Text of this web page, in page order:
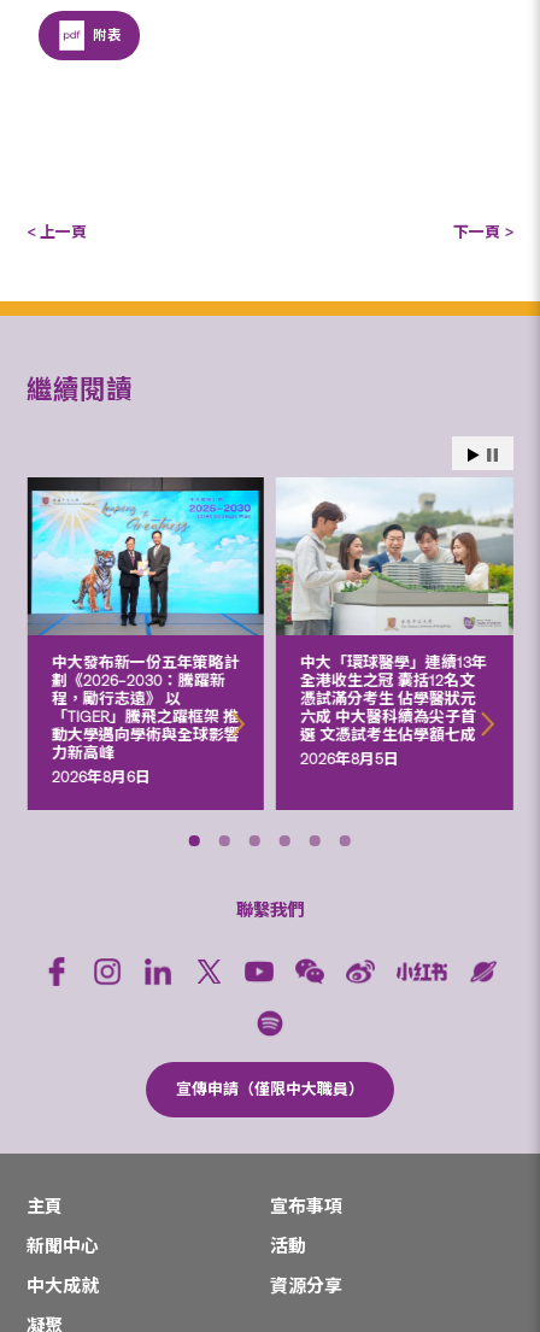
附表
< 上一頁 下一頁 >
繼續閱讀
中大發布新一份五年策略計
劃《2026‒2030：騰躍新
程，勵行志遠》 以
「TIGER」騰飛之躍框架 推
動大學邁向學術與全球影響
力新高峰
2026年8月6日
中大「環球醫學」連續13年
全港收生之冠 囊括12名文
憑試滿分考生 佔學醫狀元
六成 中大醫科續為尖子首
選 文憑試考生佔學額七成
2026年8月5日
聯繫我們
宣傳申請（僅限中大職員）
主頁
宣布事項
新聞中心
活動
中大成就
資源分享
凝聚